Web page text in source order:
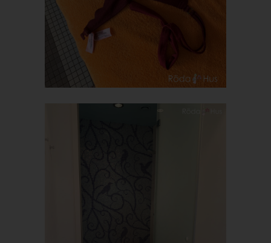
personenbezogenen Daten dabei an den für die Verarbeitung
Verantwortlichen übermittelt werden, ergibt sich aus der
jeweiligen Eingabemaske, die für die Registrierung verwendet
wird. Die von der betroffenen Person eingegebenen
personenbezogenen Daten werden ausschließlich für die
interne Verwendung bei dem für die Verarbeitung
Verantwortlichen und für eigene Zwecke erhoben und
interne Verwendung, die dem für die Verarbeitung